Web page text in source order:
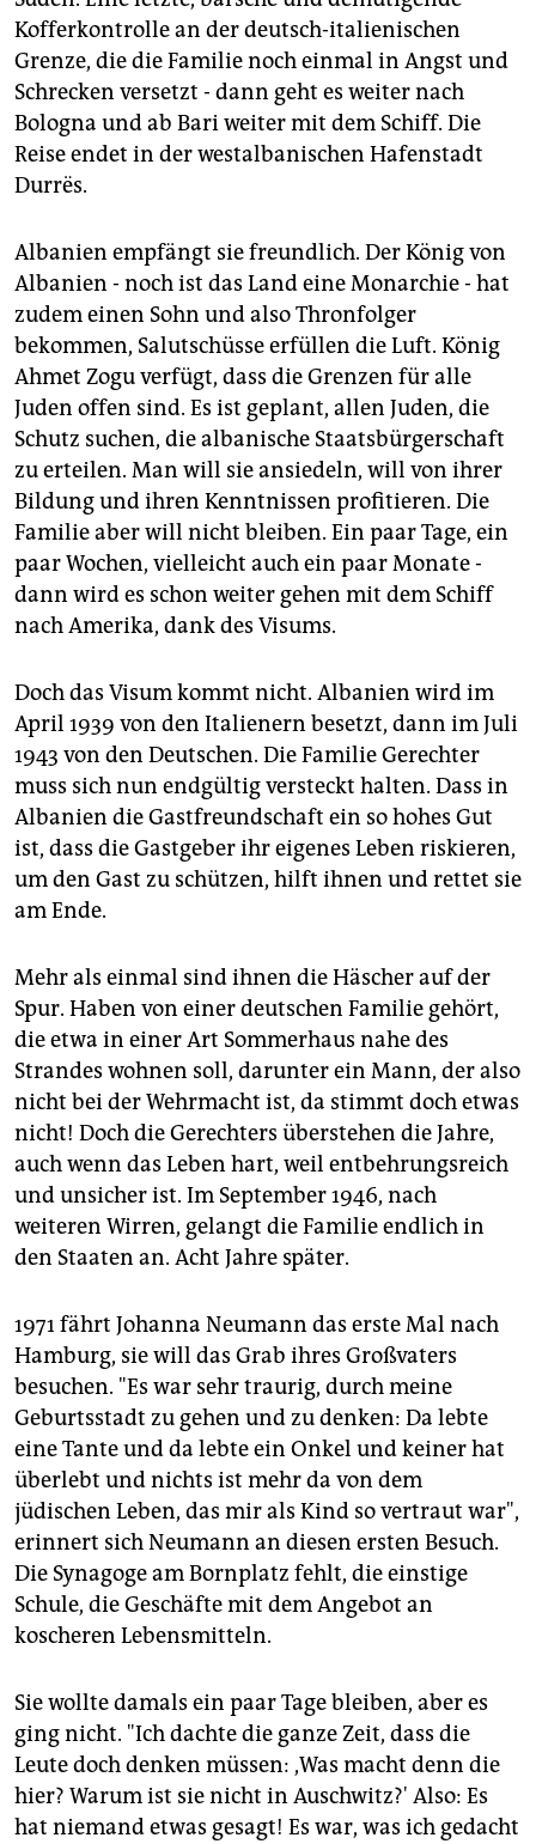
Kofferkontrolle an der deutsch-italienischen
Grenze, die die Familie noch einmal in Angst und
Schrecken versetzt - dann geht es weiter nach
Bologna und ab Bari weiter mit dem Schiff. Die
Reise endet in der westalbanischen Hafenstadt
Durrës.
Albanien empfängt sie freundlich. Der König von
Albanien - noch ist das Land eine Monarchie - hat
zudem einen Sohn und also Thronfolger
bekommen, Salutschüsse erfüllen die Luft. König
Ahmet Zogu verfügt, dass die Grenzen für alle
Juden offen sind. Es ist geplant, allen Juden, die
Schutz suchen, die albanische Staatsbürgerschaft
zu erteilen. Man will sie ansiedeln, will von ihrer
Bildung und ihren Kenntnissen profitieren. Die
Familie aber will nicht bleiben. Ein paar Tage, ein
paar Wochen, vielleicht auch ein paar Monate -
dann wird es schon weiter gehen mit dem Schiff
nach Amerika, dank des Visums.
Doch das Visum kommt nicht. Albanien wird im
April 1939 von den Italienern besetzt, dann im Juli
1943 von den Deutschen. Die Familie Gerechter
muss sich nun endgültig versteckt halten. Dass in
Albanien die Gastfreundschaft ein so hohes Gut
ist, dass die Gastgeber ihr eigenes Leben riskieren,
um den Gast zu schützen, hilft ihnen und rettet sie
am Ende.
Mehr als einmal sind ihnen die Häscher auf der
Spur. Haben von einer deutschen Familie gehört,
die etwa in einer Art Sommerhaus nahe des
Strandes wohnen soll, darunter ein Mann, der also
nicht bei der Wehrmacht ist, da stimmt doch etwas
nicht! Doch die Gerechters überstehen die Jahre,
auch wenn das Leben hart, weil entbehrungsreich
und unsicher ist. Im September 1946, nach
weiteren Wirren, gelangt die Familie endlich in
den Staaten an. Acht Jahre später.
1971 fährt Johanna Neumann das erste Mal nach
Hamburg, sie will das Grab ihres Großvaters
besuchen. "Es war sehr traurig, durch meine
Geburtsstadt zu gehen und zu denken: Da lebte
eine Tante und da lebte ein Onkel und keiner hat
überlebt und nichts ist mehr da von dem
jüdischen Leben, das mir als Kind so vertraut war",
erinnert sich Neumann an diesen ersten Besuch.
Die Synagoge am Bornplatz fehlt, die einstige
Schule, die Geschäfte mit dem Angebot an
koscheren Lebensmitteln.
Sie wollte damals ein paar Tage bleiben, aber es
ging nicht. "Ich dachte die ganze Zeit, dass die
Leute doch denken müssen: ,Was macht denn die
hier? Warum ist sie nicht in Auschwitz?' Also: Es
hat niemand etwas gesagt! Es war, was ich gedacht